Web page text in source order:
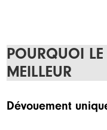
POURQUOI LE
MEILLEUR
Dévouement